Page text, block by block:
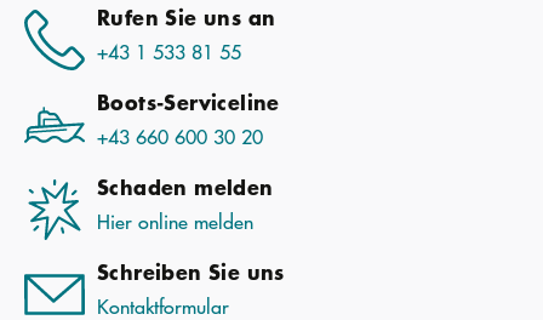
Rufen Sie uns an
+43 1 533 81 55
Boots-Serviceline
+43 660 600 30 20
Schaden melden
Hier online melden
Schreiben Sie uns
Kontaktformular